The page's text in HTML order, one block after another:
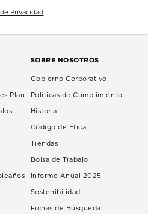
Privacidad
Plan
SOBRE NOSOTROS
Gobierno Corporativo
Políticas de Cumplimiento
Historia
Código de Ética
Tiendas
Bolsa de Trabajo
Informe Anual 2025
Sostenibilidad
Fichas de Búsqueda